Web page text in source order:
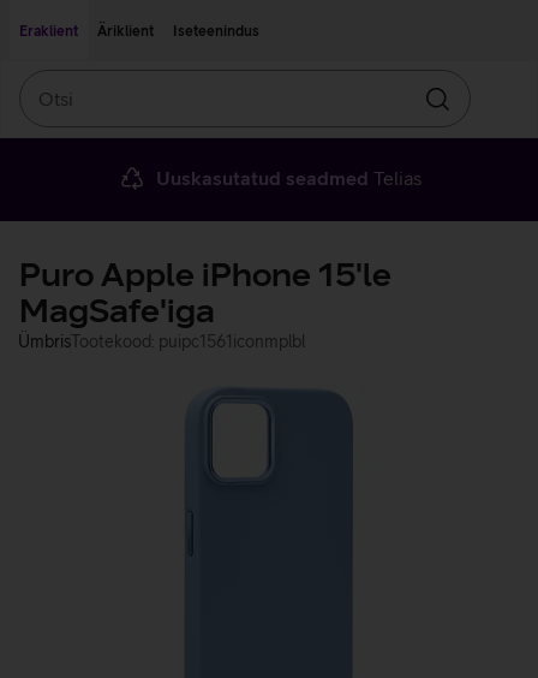
Eraklient
Äriklient Iseteenindus
Otsin
Uuskasutatud seadmed Telias
Puro Apple iPhone 15'le
MagSafe'iga
ÜmbrisTootekood: puipc1561iconmplbl